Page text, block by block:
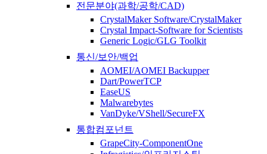
전문분야(과학/공학/CAD)
CrystalMaker Software/CrystalMaker
Crystal Impact-Software for Scientists
Generic Logic/GLG Toolkit
통신/보안/백업
AOMEI/AOMEI Backupper
Dart/PowerTCP
EaseUS
Malwarebytes
VanDyke/VShell/SecureFX
통합컴포넌트
GrapeCity-ComponentOne